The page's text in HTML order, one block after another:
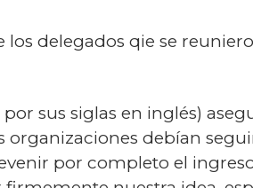
delegados qie se
sus siglas en inglés)
organizaciones debían
por completo el